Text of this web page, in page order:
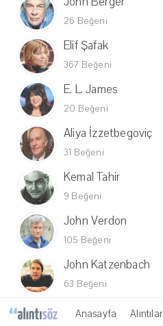
26 Beğeni
Elif Şafak
367 Beğeni
E. L. James
20 Beğeni
Aliya İzzetbegoviç
31 Beğeni
Kemal Tahir
9 Beğeni
John Verdon
105 Beğeni
John Katzenbach
63 Beğeni
Anasayfa Alıntılar